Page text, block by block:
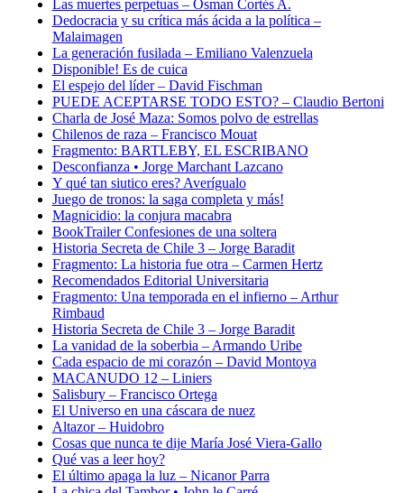
Las muertes perpetuas – Osman Cortés A.
Dedocracia y su crítica más ácida a la política –
Malaimagen
La generación fusilada – Emiliano Valenzuela
Disponible! Es de cuica
El espejo del líder – David Fischman
PUEDE ACEPTARSE TODO ESTO? – Claudio Bertoni
Charla de José Maza: Somos polvo de estrellas
Chilenos de raza – Francisco Mouat
Fragmento: BARTLEBY, EL ESCRIBANO
Desconfianza • Jorge Marchant Lazcano
Y qué tan siutico eres? Averígualo
Juego de tronos: la saga completa y más!
Magnicidio: la conjura macabra
BookTrailer Confesiones de una soltera
Historia Secreta de Chile 3 – Jorge Baradit
Fragmento: La historia fue otra – Carmen Hertz
Recomendados Editorial Universitaria
Fragmento: Una temporada en el infierno – Arthur
Rimbaud
Historia Secreta de Chile 3 – Jorge Baradit
La vanidad de la soberbia – Armando Uribe
Cada espacio de mi corazón – David Montoya
MACANUDO 12 – Liniers
Salisbury – Francisco Ortega
El Universo en una cáscara de nuez
Altazor – Huidobro
Cosas que nunca te dije María José Viera-Gallo
Qué vas a leer hoy?
El último apaga la luz – Nicanor Parra